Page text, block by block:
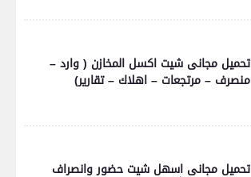
تحميل مجانى شيت اكسل المخازن ( وارد –
منصرف – مرتجعات – اهلاك – تقارير)
تحميل مجانى اسهل شيت حضور وانصراف